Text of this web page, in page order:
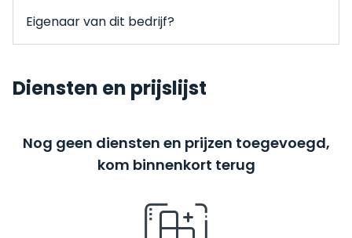
Eigenaar van dit bedrijf?
Diensten en prijslijst
Nog geen diensten en prijzen toegevoegd,
kom binnenkort terug